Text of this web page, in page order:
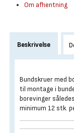
Om afhentning
Beskrivelse
Bundskruer med
til montage i
borevinger
minimum 12 stk.